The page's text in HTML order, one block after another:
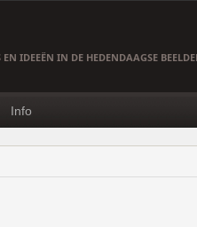
IDEEËN IN DE HEDENDAAGSE
Info